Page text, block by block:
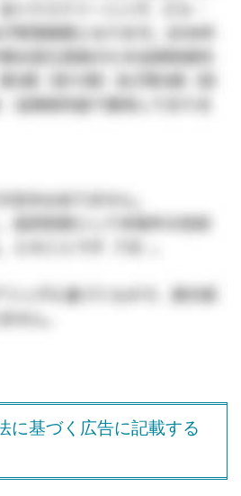
に基づく広告に記載する